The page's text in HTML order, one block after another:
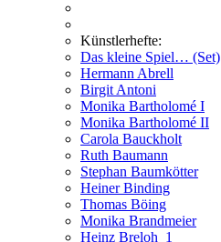
Künstlerhefte:
Das kleine Spiel… (Set)
Hermann Abrell
Birgit Antoni
Monika Bartholomé I
Monika Bartholomé II
Carola Bauckholt
Ruth Baumann
Stephan Baumkötter
Heiner Binding
Thomas Böing
Monika Brandmeier
Heinz Breloh_1